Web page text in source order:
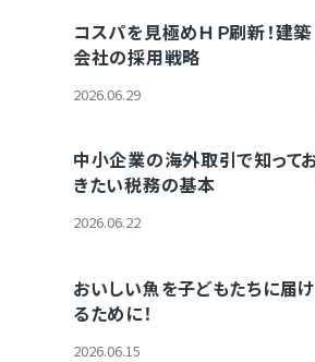
コスパを見極めＨＰ刷新！建築
会社の採用戦略
2026.06.29
中小企業の海外取引で知って
きたい税務の基本
2026.06.22
おいしい魚を子どもたちに届け
るために！
2026.06.15